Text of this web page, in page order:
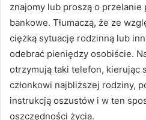
znajomy lub proszą o przelanie
bankowe. Tłumaczą, że ze
ciężką sytuację rodzinną lub
odebrać pieniędzy osobiście.
otrzymują taki telefon, kierując
członkowi najbliższej rodziny,
instrukcją oszustów i w ten
oszczędności życia.